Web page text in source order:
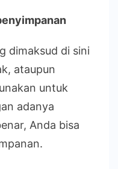
dimaksud di sini
ataupun
untuk
adanya
Anda bisa